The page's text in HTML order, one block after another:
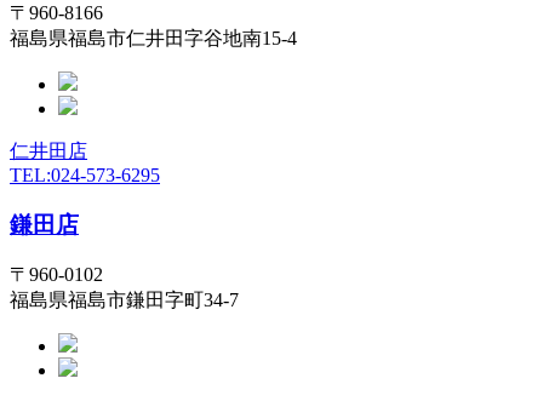
〒960-8166
福島県福島市仁井田字谷地南15-4
仁井田店
TEL:024-573-6295
鎌田店
〒960-0102
福島県福島市鎌田字町34-7